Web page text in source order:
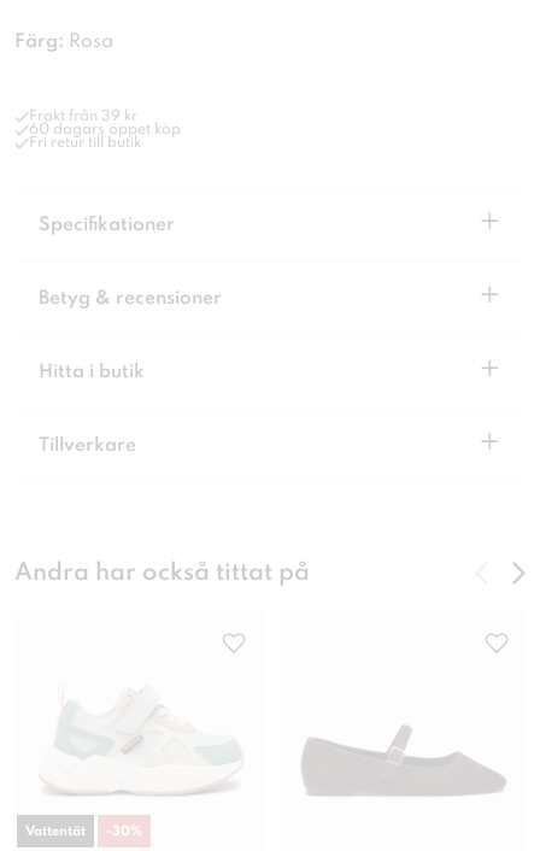
Färg: Rosa
Frakt från 39 kr
60 dagars öppet köp
Fri retur till butik
Specifikationer +
Betyg & recensioner +
Hitta i butik +
Tillverkare +
Andra har också tittat på
Vattentät -30%